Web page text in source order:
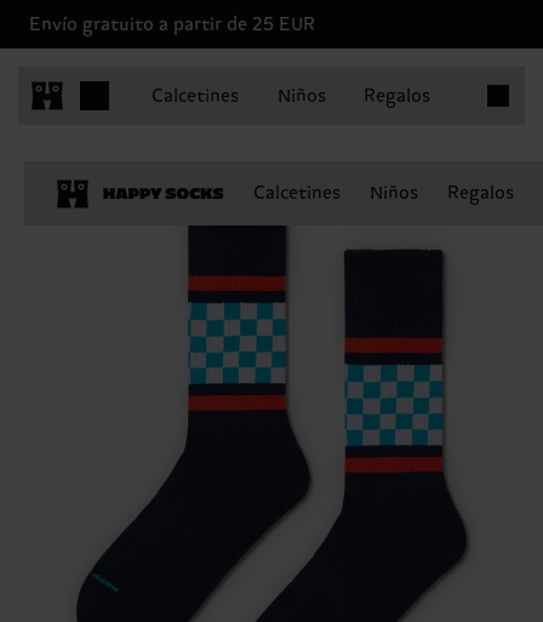
Envío gratuito a partir de 25 EUR
Calcetines Niños Regalos
Calcetines Niños Regalos